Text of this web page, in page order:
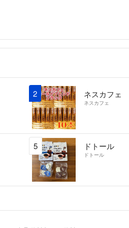
2 ネスカフェ
ネスカフェ
5 ドトール
ドトール